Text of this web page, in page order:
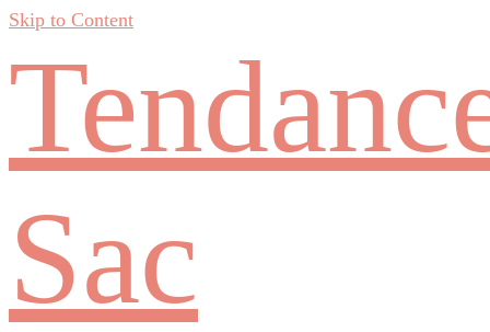
Skip to Content
Sac